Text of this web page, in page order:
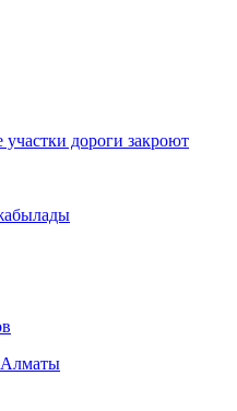
дороги закроют
Алматы